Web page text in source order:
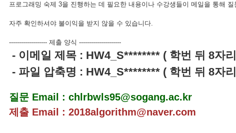
프로그래밍 숙제 3을 진행하는 데 필요한 내용이나 수강생들이 메일을 통해
자주 확인하셔야 불이익을 받지 않을 수 있습니다.
------------------- 제출 양식 ---------------------
- 이메일 제목 : HW4_S******** ( 학번 뒤 8자
- 파일 압축명 : HW4_S******** ( 학번 뒤 8자
질문 Email : chlrbwls95@sogang.ac.kr
제출 Email : 2018algorithm@naver.com